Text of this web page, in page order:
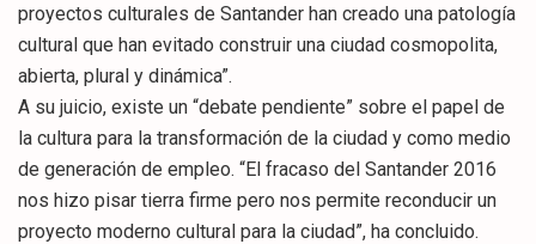
proyectos culturales de Santander han creado una patología
cultural que han evitado construir una ciudad cosmopolita,
abierta, plural y dinámica”.
A su juicio, existe un “debate pendiente” sobre el papel de
la cultura para la transformación de la ciudad y como medio
de generación de empleo. “El fracaso del Santander 2016
nos hizo pisar tierra firme pero nos permite reconducir un
proyecto moderno cultural para la ciudad”, ha concluido.